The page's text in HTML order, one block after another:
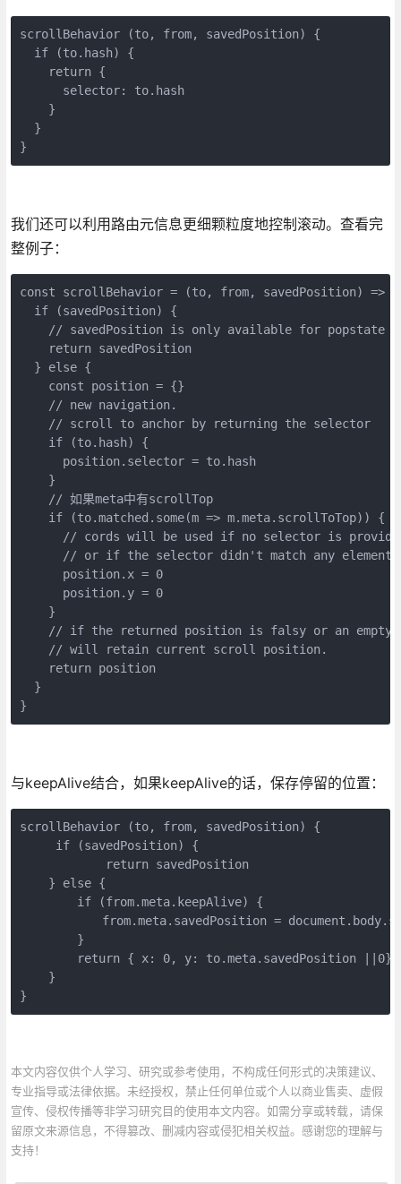
scrollBehavior (to, from, savedPosition) {
  if (to.hash) {
    return {
      selector: to.hash
    }
  }
}
我们还可以利用路由元信息更细颗粒度地控制滚动。查看完
整例子：
const scrollBehavior = (to, from, savedPosition) => {
  if (savedPosition) {
// savedPosition is only available for popstate
    return savedPosition
  } else {
    const position = {}
    // new navigation.
    // scroll to anchor by returning the selector
    if (to.hash) {
      position.selector = to.hash
    }
    // 如果meta中有scrollTop
    if (to.matched.some(m => m.meta.scrollToTop)) {
// cords will be used if no selector is
      // or if the selector didn't match any element.
      position.x = 0
      position.y = 0
    }
// if the returned position is falsy or an empty
    // will retain current scroll position.
    return position
  }
}
与keepAlive结合，如果keepAlive的话，保存停留的位置：
scrollBehavior (to, from, savedPosition) {
     if (savedPosition) {
            return savedPosition
    } else {
        if (from.meta.keepAlive) {
　　from.meta.savedPosition =
        }
        return { x: 0, y: to.meta.savedPosition ||0}
    }
}
本文内容仅供个人学习、研究或参考使用，不构成任何形式的决策建议、
专业指导或法律依据。未经授权，禁止任何单位或个人以商业售卖、虚假
宣传、侵权传播等非学习研究目的使用本文内容。如需分享或转载，请保
留原文来源信息，不得篡改、删减内容或侵犯相关权益。感谢您的理解与
支持！